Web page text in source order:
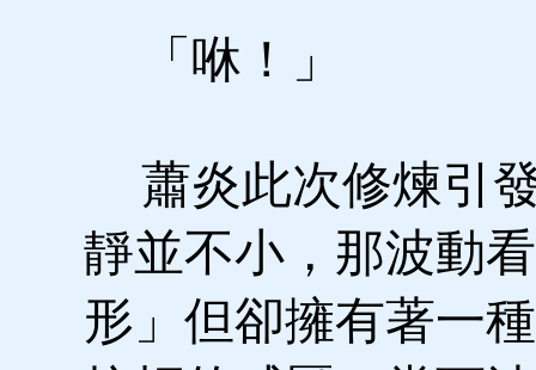
「咻！」
蕭炎此次修煉引
靜並不小，那波動
形」但卻擁有著一